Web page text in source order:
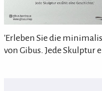
'Erleben Sie die
von Gibus. Jede Skulptur
KULTURpur